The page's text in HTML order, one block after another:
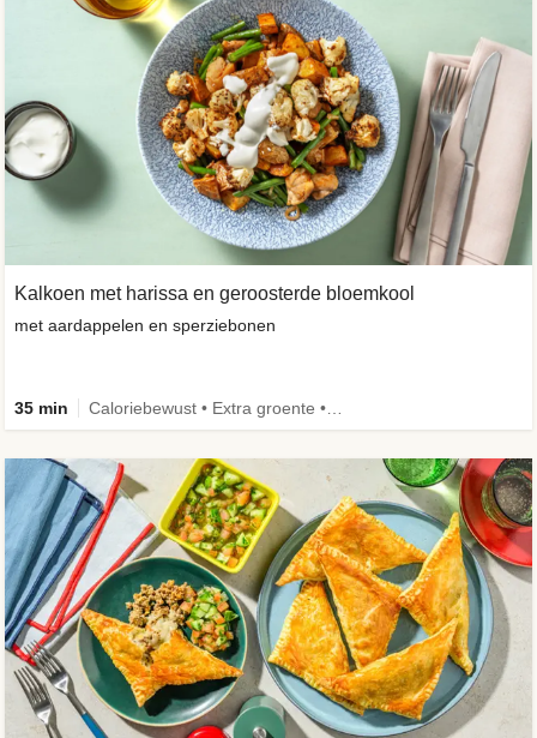
Kalkoen met harissa en geroosterde bloemkool
met aardappelen en sperziebonen
35 min